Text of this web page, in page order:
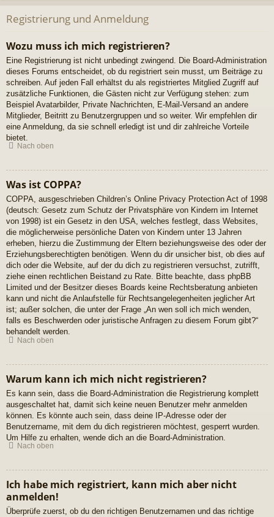
Registrierung und Anmeldung
Wozu muss ich mich registrieren?
Eine Registrierung ist nicht unbedingt zwingend. Die Board-Administration
dieses Forums entscheidet, ob du registriert sein musst, um Beiträge zu
schreiben. Auf jeden Fall erhältst du als registriertes Mitglied Zugriff auf
zusätzliche Funktionen, die Gästen nicht zur Verfügung stehen: zum
Beispiel Avatarbilder, Private Nachrichten, E-Mail-Versand an andere
Mitglieder, Beitritt zu Benutzergruppen und so weiter. Wir empfehlen dir
eine Anmeldung, da sie schnell erledigt ist und dir zahlreiche Vorteile
bietet.
Nach oben
Was ist COPPA?
COPPA, ausgeschrieben Children’s Online Privacy Protection Act of 1998
(deutsch: Gesetz zum Schutz der Privatsphäre von Kindern im Internet
von 1998) ist ein Gesetz in den USA, welches festlegt, dass Websites,
die möglicherweise persönliche Daten von Kindern unter 13 Jahren
erheben, hierzu die Zustimmung der Eltern beziehungsweise des oder der
Erziehungsberechtigten benötigen. Wenn du dir unsicher bist, ob dies auf
dich oder die Website, auf der du dich zu registrieren versuchst, zutrifft,
ziehe einen rechtlichen Beistand zu Rate. Bitte beachte, dass phpBB
Limited und der Besitzer dieses Boards keine Rechtsberatung anbieten
kann und nicht die Anlaufstelle für Rechtsangelegenheiten jeglicher Art
ist; außer solchen, die unter der Frage „An wen soll ich mich wenden,
falls es Beschwerden oder juristische Anfragen zu diesem Forum gibt?“
behandelt werden.
Nach oben
Warum kann ich mich nicht registrieren?
Es kann sein, dass die Board-Administration die Registrierung komplett
ausgeschaltet hat, damit sich keine neuen Benutzer mehr anmelden
können. Es könnte auch sein, dass deine IP-Adresse oder der
Benutzername, mit dem du dich registrieren möchtest, gesperrt wurden.
Um Hilfe zu erhalten, wende dich an die Board-Administration.
Nach oben
Ich habe mich registriert, kann mich aber nicht
anmelden!
Überprüfe zuerst, ob du den richtigen Benutzernamen und das richtige